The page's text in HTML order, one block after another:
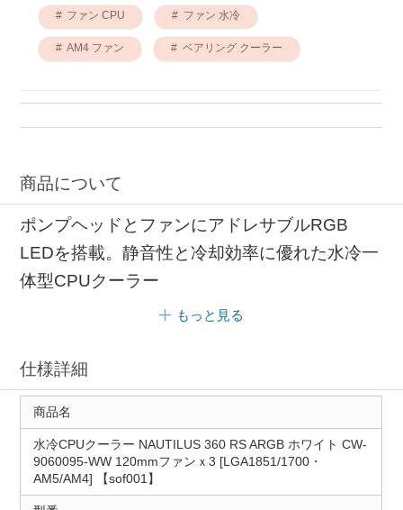
ファン CPU ファン 水冷
AM4 ファン ベアリング クーラー
商品について
ポンプヘッドとファンにアドレサブルRGB
LEDを搭載。静音性と冷却効率に優れた水冷一
体型CPUクーラー
もっと見る
仕様詳細
商品名
水冷CPUクーラー NAUTILUS 360 RS ARGB ホワイト CW-
9060095-WW 120mmファンｘ3 [LGA1851/1700・
AM5/AM4] 【sof001】